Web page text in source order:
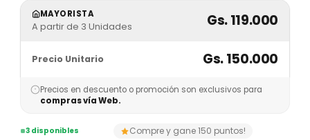
MAYORISTA
A partir de 3 Unidades Gs. 119.000
Precio Unitario Gs. 150.000
Precios en descuento o promoción son exclusivos para
compras vía Web.
3 disponibles Compre y gane 150 puntos!